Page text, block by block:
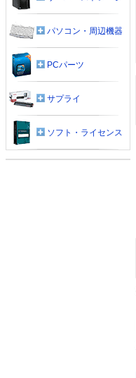
パソコン・周辺機器
PCパーツ
サプライ
ソフト・ライセンス